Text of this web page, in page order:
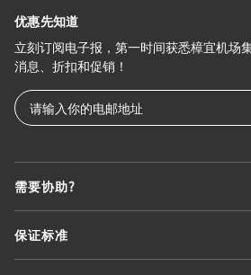
需要协助?
保证标准
优惠先知道
立刻订阅电子报，第一时间获悉樟宜机场
消息、折扣和促销！